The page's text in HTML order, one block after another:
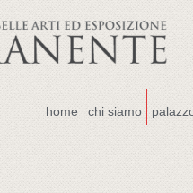
home chi siamo